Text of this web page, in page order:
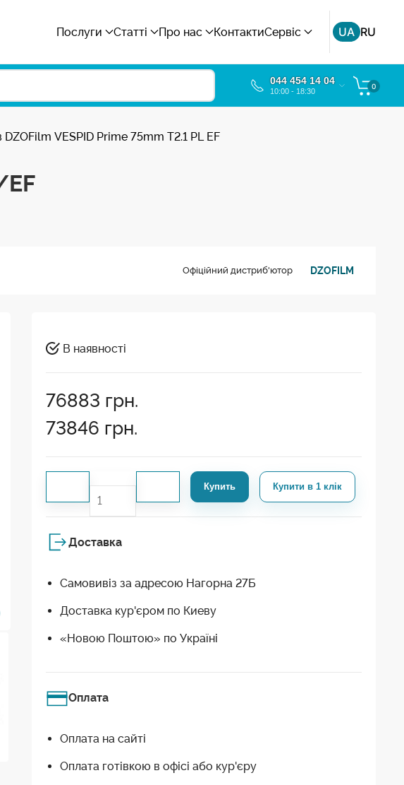
Послуги Статті Про нас КонтактиСервіс UA RU
044 454 14 04
10:00 - 18:30
0
DZOFilm VESPID Prime 75mm T2.1 PL EF
EF
Офіційний дистриб'ютор DZOFILM
В наявності
76883 грн.
73846 грн.
Купить Купити в 1 клік
Доставка
Самовивіз за адресою Нагорна 27Б
Доставка кур'єром по Киеву
«Новою Поштою» по Україні
Оплата
Оплата на сайті
Оплата готівкою в офісі або кур'єру